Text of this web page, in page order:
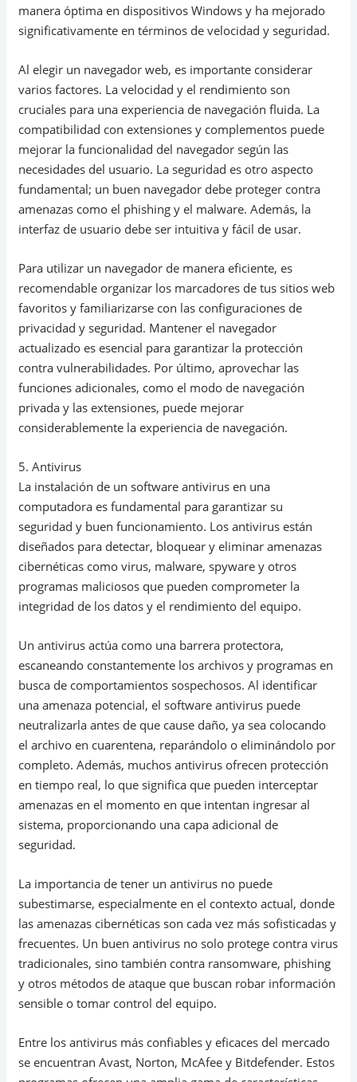
manera óptima en dispositivos Windows y ha mejorado
significativamente en términos de velocidad y seguridad.
Al elegir un navegador web, es importante considerar
varios factores. La velocidad y el rendimiento son
cruciales para una experiencia de navegación fluida. La
compatibilidad con extensiones y complementos puede
mejorar la funcionalidad del navegador según las
necesidades del usuario. La seguridad es otro aspecto
fundamental; un buen navegador debe proteger contra
amenazas como el phishing y el malware. Además, la
interfaz de usuario debe ser intuitiva y fácil de usar.
Para utilizar un navegador de manera eficiente, es
recomendable organizar los marcadores de tus sitios web
favoritos y familiarizarse con las configuraciones de
privacidad y seguridad. Mantener el navegador
actualizado es esencial para garantizar la protección
contra vulnerabilidades. Por último, aprovechar las
funciones adicionales, como el modo de navegación
privada y las extensiones, puede mejorar
considerablemente la experiencia de navegación.
5. Antivirus
La instalación de un software antivirus en una
computadora es fundamental para garantizar su
seguridad y buen funcionamiento. Los antivirus están
diseñados para detectar, bloquear y eliminar amenazas
cibernéticas como virus, malware, spyware y otros
programas maliciosos que pueden comprometer la
integridad de los datos y el rendimiento del equipo.
Un antivirus actúa como una barrera protectora,
escaneando constantemente los archivos y programas en
busca de comportamientos sospechosos. Al identificar
una amenaza potencial, el software antivirus puede
neutralizarla antes de que cause daño, ya sea colocando
el archivo en cuarentena, reparándolo o eliminándolo por
completo. Además, muchos antivirus ofrecen protección
en tiempo real, lo que significa que pueden interceptar
amenazas en el momento en que intentan ingresar al
sistema, proporcionando una capa adicional de
seguridad.
La importancia de tener un antivirus no puede
subestimarse, especialmente en el contexto actual, donde
las amenazas cibernéticas son cada vez más sofisticadas y
frecuentes. Un buen antivirus no solo protege contra virus
tradicionales, sino también contra ransomware, phishing
y otros métodos de ataque que buscan robar información
sensible o tomar control del equipo.
Entre los antivirus más confiables y eficaces del mercado
se encuentran Avast, Norton, McAfee y Bitdefender. Estos